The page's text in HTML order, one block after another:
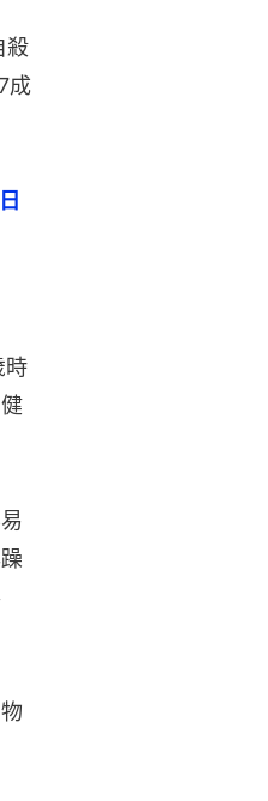
殺
成
時